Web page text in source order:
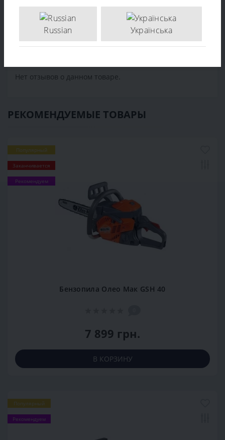
Отзывов (0) Написать отзыв
Нет отзывов о данном товаре.
РЕКОМЕНДУЕМЫЕ ТОВАРЫ
Популярный
Заканчивается
Рекомендуем
Бензопила Олео Мак GSH 40
7 899 грн.
В КОРЗИНУ
Популярный
Рекомендуем
Russian Українська